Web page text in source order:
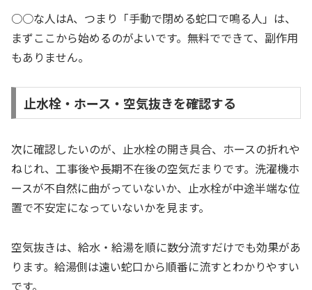
○○な人はA、つまり「手動で閉める蛇口で鳴る人」は、
まずここから始めるのがよいです。無料でできて、副作用
もありません。
止水栓・ホース・空気抜きを確認する
次に確認したいのが、止水栓の開き具合、ホースの折れや
ねじれ、工事後や長期不在後の空気だまりです。洗濯機ホ
ースが不自然に曲がっていないか、止水栓が中途半端な位
置で不安定になっていないかを見ます。
空気抜きは、給水・給湯を順に数分流すだけでも効果があ
ります。給湯側は遠い蛇口から順番に流すとわかりやすい
です。